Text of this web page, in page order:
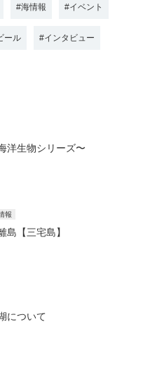
海情報 イベント
ール インタビュー
洋生物シリーズ〜
報
島【三宅島】
について